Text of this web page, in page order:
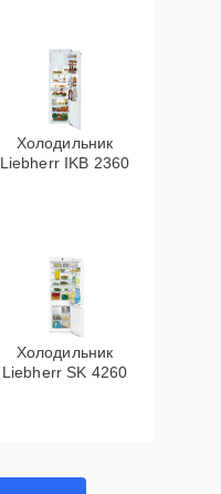
Холодильник
Liebherr IKB 2360
Холодильник
Liebherr SK 4260